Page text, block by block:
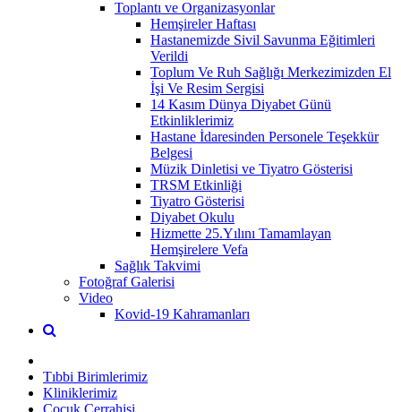
Toplantı ve Organizasyonlar
Hemşireler Haftası
Hastanemizde Sivil Savunma Eğitimleri
Verildi
Toplum Ve Ruh Sağlığı Merkezimizden El
İşi Ve Resim Sergisi
14 Kasım Dünya Diyabet Günü
Etkinliklerimiz
Hastane İdaresinden Personele Teşekkür
Belgesi
Müzik Dinletisi ve Tiyatro Gösterisi
TRSM Etkinliği
Tiyatro Gösterisi
Diyabet Okulu
Hizmette 25.Yılını Tamamlayan
Hemşirelere Vefa
Sağlık Takvimi
Fotoğraf Galerisi
Video
Kovid-19 Kahramanları
Tıbbi Birimlerimiz
Kliniklerimiz
Çocuk Cerrahisi